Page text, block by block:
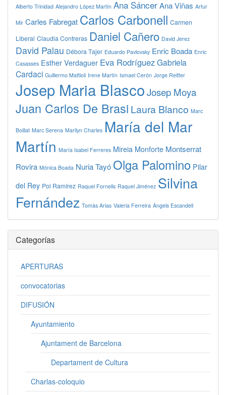
Alberto Trinidad Alejandro López Martín Ana SáncerAna Viñas Artur
Mir Carles Fabregat Carlos Carbonell Carmen
Liberal Claudia Contreras Daniel Cañero David Jerez
David Palau Débora Tajer Eduardo Pavlovsky Enric Boada Enric
Casasses Esther Verdaguer Eva RodríguezGabriela
Cardaci Guillermo Mattioli Irene Martín Ismael Cerón Jorge Reitter
Josep Maria BlascoJosep Moya
Juan Carlos De Brasi Laura Blanco Marc
Boillat Marc Serena Marilyn Charles María del Mar
Martín María Isabel Ferreres Mireia Monforte Montserrat
Rovira Mónica Boada Nuria Tayó Olga Palomino Pilar
del Rey Pol Ramírez Raquel Fornells Raquel Jiménez Silvina
Fernández Tomàs Arias Valeria Ferreira Àngels Escandell
Categorías
APERTURAS
convocatorias
DIFUSIÓN
Ayuntamiento
Ajuntament de Barcelona
Departament de Cultura
Charlas-coloquio